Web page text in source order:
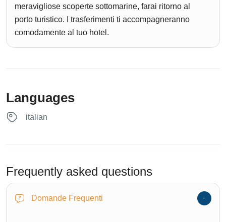
meravigliose scoperte sottomarine, farai ritorno al
porto turistico. I trasferimenti ti accompagneranno
comodamente al tuo hotel.
Languages
italian
Frequently asked questions
Domande Frequenti